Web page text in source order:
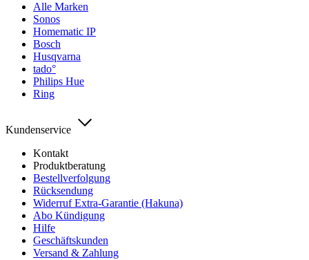
Alle Marken
Sonos
Homematic IP
Bosch
Husqvarna
tado°
Philips Hue
Ring
Kundenservice
Kontakt
Produktberatung
Bestellverfolgung
Rücksendung
Widerruf Extra-Garantie (Hakuna)
Abo Kündigung
Hilfe
Geschäftskunden
Versand & Zahlung